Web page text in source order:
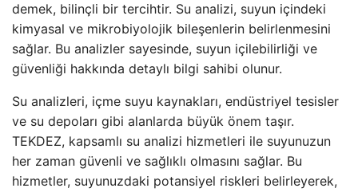
demek, bilinçli bir tercihtir. Su analizi, suyun içindeki
kimyasal ve mikrobiyolojik bileşenlerin belirlenmesini
sağlar. Bu analizler sayesinde, suyun içilebilirliği ve
güvenliği hakkında detaylı bilgi sahibi olunur.
Su analizleri, içme suyu kaynakları, endüstriyel tesisler
ve su depoları gibi alanlarda büyük önem taşır.
TEKDEZ, kapsamlı su analizi hizmetleri ile suyunuzun
her zaman güvenli ve sağlıklı olmasını sağlar. Bu
hizmetler, suyunuzdaki potansiyel riskleri belirleyerek,